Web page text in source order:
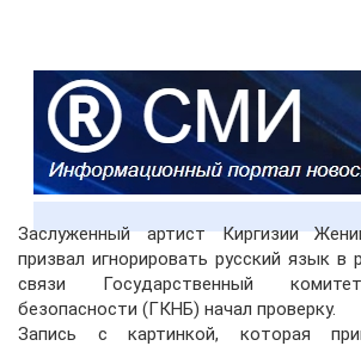
Заслуженный артист Киргизии
призвал игнорировать русский язык в
связи Государственный
безопасности (ГКНБ) начал проверку.
Запись с картинкой, которая